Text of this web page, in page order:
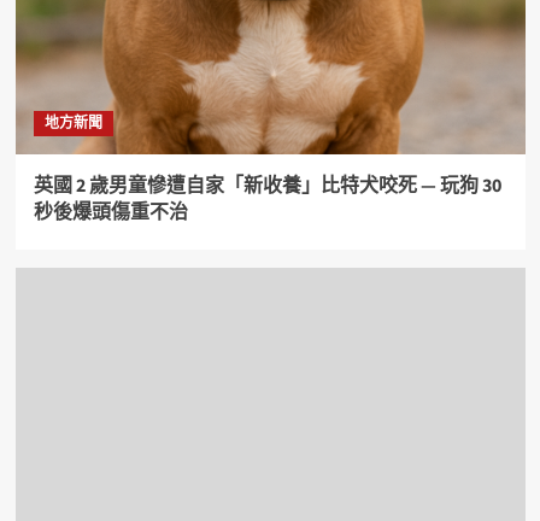
地方新聞
英國 2 歲男童慘遭自家「新收養」比特犬咬死 — 玩狗 30
秒後爆頭傷重不治